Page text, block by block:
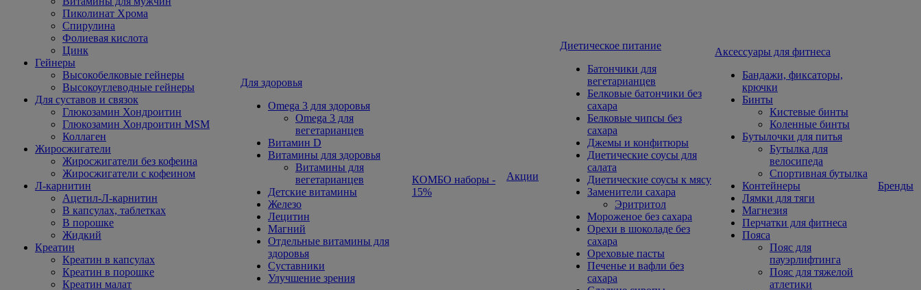
Пиколинат Хрома
Спирулина
Фолиевая кислота
Цинк
Гейнеры
Высокобелковые гейнеры
Высокоуглеводные гейнеры
Для суставов и связок
Глюкозамин Хондроитин
Глюкозамин Хондроитин MSM
Коллаген
Жиросжигатели
Жиросжигатели без кофеина
Жиросжигатели с кофеином
Л-карнитин
Ацетил-Л-карнитин
В капсулах, таблетках
В порошке
Жидкий
Креатин
Креатин в капсулах
Креатин в порошке
Креатин малат
Для здоровья
Omega 3 для здоровья
Omega 3 для
вегетарианцев
Витамин D
Витамины для здоровья
Витамины для
вегетарианцев
Детские витамины
Железо
Лецитин
Магний
Отдельные витамины для
здоровья
Суставники
Улучшение зрения
КОМБО наборы -
15%
Акции
Диетическое питание
Батончики для
вегетарианцев
Белковые батончики без
сахара
Белковые чипсы без
сахара
Джемы и конфитюры
Диетические соусы для
салата
Диетические соусы к мясу
Заменители сахара
Эритритол
Мороженое без сахара
Орехи в шоколаде без
сахара
Ореховые пасты
Печенье и вафли без
сахара
Aксессуары для фитнеса
Бандажи, фиксаторы,
крючки
Бинты
Кистевые бинты
Коленные бинты
Бутылочки для питья
Бутылка для
велосипеда
Спортивная бутылка
Контейнеры
Лямки для тяги
Магнезия
Перчатки для фитнеса
Пояса
Пояс для
пауэрлифтинга
Пояс для тяжелой
атлетики
Бренды